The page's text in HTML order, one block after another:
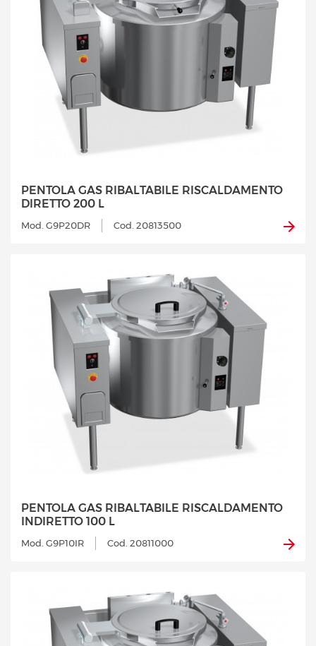
PENTOLA GAS RIBALTABILE RISCALDAMENTO
DIRETTO 200 L
Mod. G9P20DR Cod. 20813500
PENTOLA GAS RIBALTABILE RISCALDAMENTO
INDIRETTO 100 L
Mod. G9P10IR Cod. 20811000